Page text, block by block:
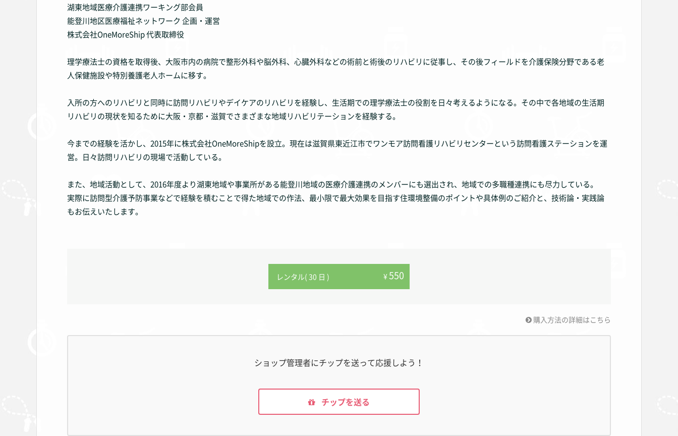
湖東地域医療介護連携ワーキング部会員
能登川地区医療福祉ネットワーク 企画・運営
株式会社OneMoreShip 代表取締役
理学療法士の資格を取得後、大阪市内の病院で整形外科や脳外科、心臓外科などの術前と術後のリハビリに従事し、その後フィールドを介護保険分野である老
人保健施設や特別養護老人ホームに移す。
入所の方へのリハビリと同時に訪問リハビリやデイケアのリハビリを経験し、生活期での理学療法士の役割を日々考えるようになる。その中で各地域の生活期
リハビリの現状を知るために大阪・京都・滋賀でさまざまな地域リハビリテーションを経験する。
今までの経験を活かし、2015年に株式会社OneMoreShipを設立。現在は滋賀県東近江市でワンモア訪問看護リハビリセンターという訪問看護ステーションを運
営。日々訪問リハビリの現場で活動している。
また、地域活動として、2016年度より湖東地域や事業所がある能登川地域の医療介護連携のメンバーにも選出され、地域での多職種連携にも尽力している。
実際に訪問型介護予防事業などで経験を積むことで得た地域での作法、最小限で最大効果を目指す住環境整備のポイントや具体例のご紹介と、技術論・実践論
もお伝えいたします。
レンタル( 30 日 ) ¥550
購入方法の詳細はこちら
ショップ管理者にチップを送って応援しよう！
チップを送る